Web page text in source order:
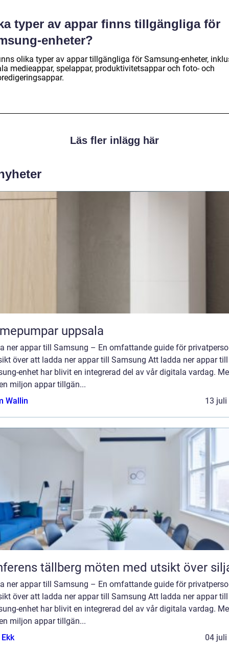
typer av appar finns tillgängliga för
enheter?
olika typer av appar tillgängliga för Samsung-enheter,
medieappar, spelappar, produktivitetsappar och foto- och
Läs fler inlägg här
uppsala
ner appar till Samsung – En omfattande guide för
över att ladda ner appar till Samsung Att ladda ner appar
enhet har blivit en integrerad del av vår digitala vardag.
miljon appar tillgän...
Wallin
13 juli
Konferens tällberg möten med utsikt över
ner appar till Samsung – En omfattande guide för
över att ladda ner appar till Samsung Att ladda ner appar
enhet har blivit en integrerad del av vår digitala vardag.
miljon appar tillgän...
04 juli